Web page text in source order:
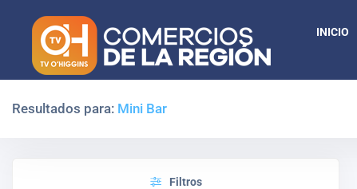
INICIO
Resultados para: Mini Bar
Filtros